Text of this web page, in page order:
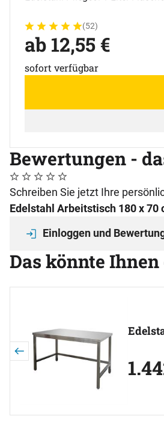
Bewertung: 5 von 5 (52
52 Bewertungen
(52)
ab:
ab 12,55 €
sofort verfügbar
Bewertungen -
Noch keine Bewertungen abgegeben
0 Bewertungen
Schreiben Sie jetzt Ihre
Edelstahl Arbeitstisch 180 x 70
Einloggen und
Das könnte